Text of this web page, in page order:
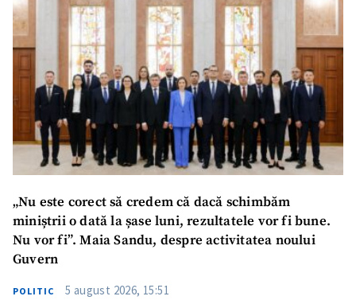
„Nu este corect să credem că dacă schimbăm
miniștrii o dată la șase luni, rezultatele vor fi bune.
Nu vor fi”. Maia Sandu, despre activitatea noului
Guvern
POLITIC 5 august 2026, 15:51